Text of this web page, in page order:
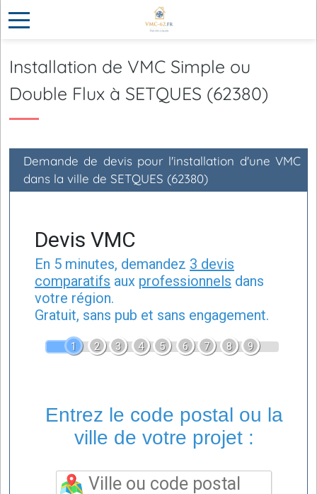
Installation de VMC Simple ou
Double Flux à SETQUES (62380)
Demande de devis pour l'installation d'une VMC
dans la ville de SETQUES (62380)
Devis VMC
En 5 minutes, demandez 3 devis
comparatifs aux professionnels dans
votre région.
Gratuit, sans pub et sans engagement.
1 2 3 4 5 6 7 8 9
Entrez le code postal ou la
ville de votre projet :